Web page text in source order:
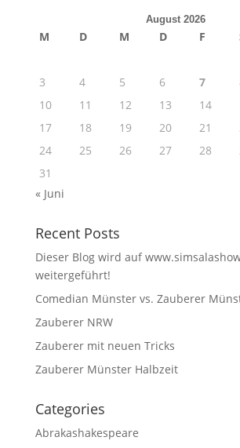
August 2026
M D M D F
3
4 5 6 7
10
11 12 13 14
17
18 19 20 21
24
25 26 27 28
31
« Juni
Recent Posts
Dieser Blog wird auf
weitergeführt!
Comedian Münster vs. Zauberer
Zauberer NRW
Zauberer mit neuen Tricks
Zauberer Münster Halbzeit
Categories
Abrakashakespeare